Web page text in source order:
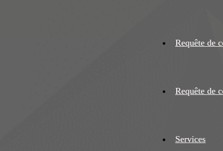
Requête de
Requête de
Services